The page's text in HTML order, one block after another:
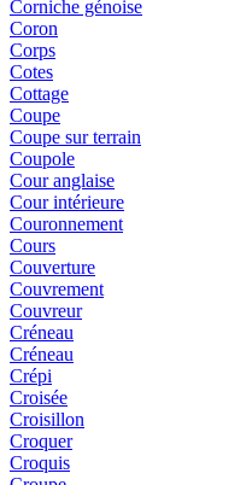
Corniche génoise
Coron
Corps
Cotes
Cottage
Coupe
Coupe sur terrain
Coupole
Cour anglaise
Cour intérieure
Couronnement
Cours
Couverture
Couvrement
Couvreur
Créneau
Créneau
Crépi
Croisée
Croisillon
Croquer
Croquis